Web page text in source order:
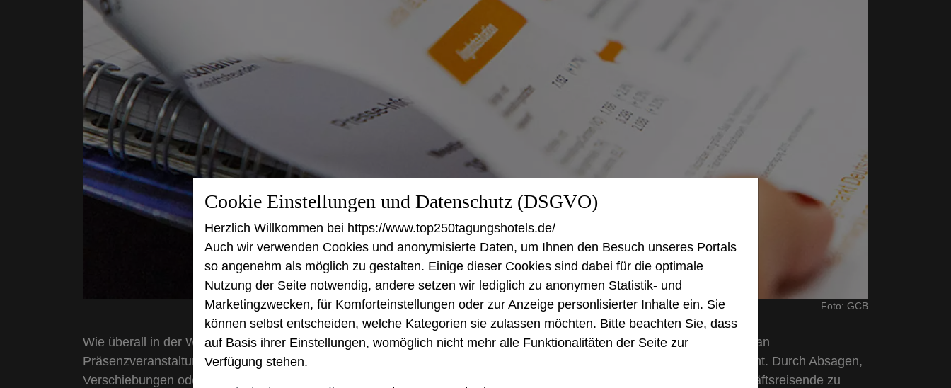
Cookie Einstellungen und Datenschutz (DSGVO)
Herzlich Willkommen bei https://www.top250tagungshotels.de/
Auch wir verwenden Cookies und anonymisierte Daten, um Ihnen den Besuch unseres Portals
so angenehm als möglich zu gestalten. Einige dieser Cookies sind dabei für die optimale
Nutzung der Seite notwendig, andere setzen wir lediglich zu anonymen Statistik- und
Marketingzwecken, für Komforteinstellungen oder zur Anzeige personlisierter Inhalte ein. Sie
können selbst entscheiden, welche Kategorien sie zulassen möchten. Bitte beachten Sie, dass
auf Basis ihrer Einstellungen, womöglich nicht mehr alle Funktionalitäten der Seite zur
Verfügung stehen.
Foto: GCB
Wie überall in der Welt ist der Markt für Veranstaltungen in Deutschland im letzten Jahr stark eingebrochen: Die Anzahl an
Präsenzveranstaltungen verzeichnet einen Rückgang um 70 Prozent, die Teilnehmer*innenzahlen sanken um 86 Prozent. Durch Absagen,
Verschiebungen oder Änderungen der Rahmenbedingungen für Veranstaltungen sind auch die Reiseanlässe für Geschäftsreisende zu